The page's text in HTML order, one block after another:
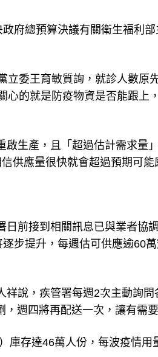
府總預算決議有關衛生福利
委王育敏質詢，就診人數原
的就是防疫物資是否能跟上
生產，且「超過估計需求量
供應量很快就會超過預期可
前接到相關訊息已與業者協
步提升，每週估可供應逾60
說，疾管署每週2次主動詢
週四將再配送一次，讓有需
庫存達46萬人份，每波疫情用